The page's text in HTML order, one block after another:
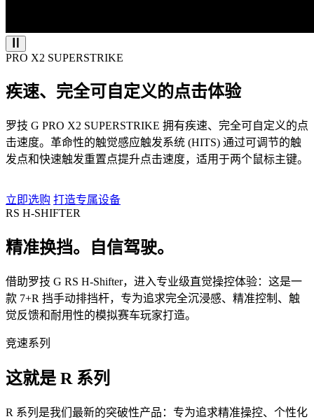
PRO X2 SUPERSTRIKE
疾速、完全可自定义的点击体验
罗技 G PRO X2 SUPERSTRIKE 拥有疾速、完全可自定义的点
击速度。革命性的触觉感应触发系统 (HITS) 通过可调节的触
发点和快速触发重置点提升点击速度，适用于两个鼠标主键。
立即选购 打造专属设备
RS H-SHIFTER
精准换挡。自信驾驶。
借助罗技 G RS H-Shifter，进入专业级直觉操控体验：这是一
款 7+R 挡手动排挡杆，专为追求完全沉浸感、精准控制、触
觉反馈和耐用性的模拟赛车玩家打造。
竞速系列
这就是 R 系列
R 系列是我们最新的突破性产品：专为追求精准操控、个性化